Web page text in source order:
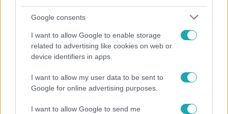
Google consents
I want to allow Google to enable storage
related to advertising like cookies on web or
device identifiers in apps.
I want to allow my user data to be sent to
Google for online advertising purposes.
I want to allow Google to send me
Bódi Guszti és Margó büszkén jelentették be:
megvan a család első diplomása